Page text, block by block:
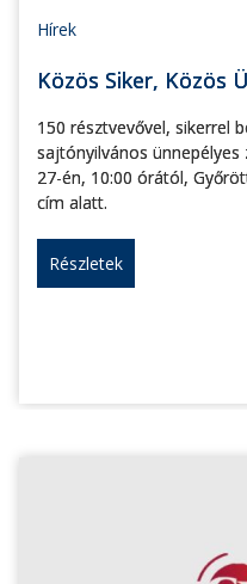
Hírek
Közös Siker, Közös
150 résztvevővel, sikerrel
sajtónyilvános ünnepélyes
27-én, 10:00 órától,
cím alatt.
Részletek